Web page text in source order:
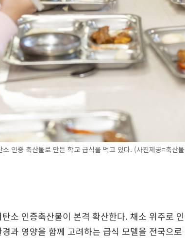
인증 축산물로 만든 학교 급식을 먹고 있다. (사진제공=축산
소 인증축산물이 본격 확산한다. 채소 위주로
과 영양을 함께 고려하는 급식 모델을 전국으